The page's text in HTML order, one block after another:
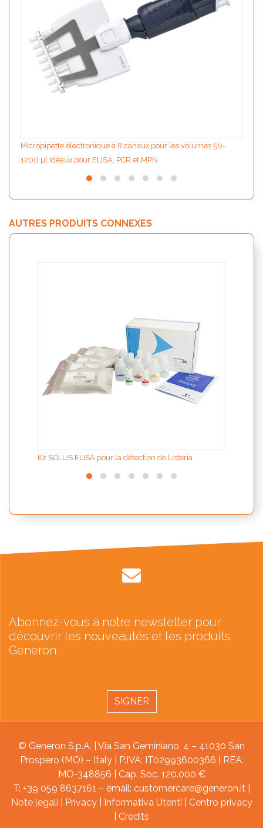
Micropipette électronique à 8 canaux pour les volumes 50-
1200 µl idéaux pour ELISA, PCR et MPN
AUTRES PRODUITS CONNEXES
Kit SOLUS ELISA pour la détection de Listeria
Abonnez-vous à notre newsletter pour
découvrir les nouveautés et les produits
Generon.
SIGNER
© Generon S.p.A. | Via San Geminiano, 4 – 41030 San
Prospero (MO) – Italy | P.IVA: IT02993600366 | REA:
MO-348856 | Cap. Soc. 120.000 €
T: +39 059 8637161 – email: customercare@generon.it
Note legali
Privacy| Informativa Utenti
Centro privacy
Credits